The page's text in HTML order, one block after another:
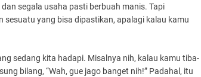
segala usaha pasti berbuah manis. Tapi
yang bisa dipastikan, apalagi kalau kamu
sedang kita hadapi. Misalnya nih, kalau kamu tiba-
bilang, “Wah, gue jago banget nih!” Padahal, itu